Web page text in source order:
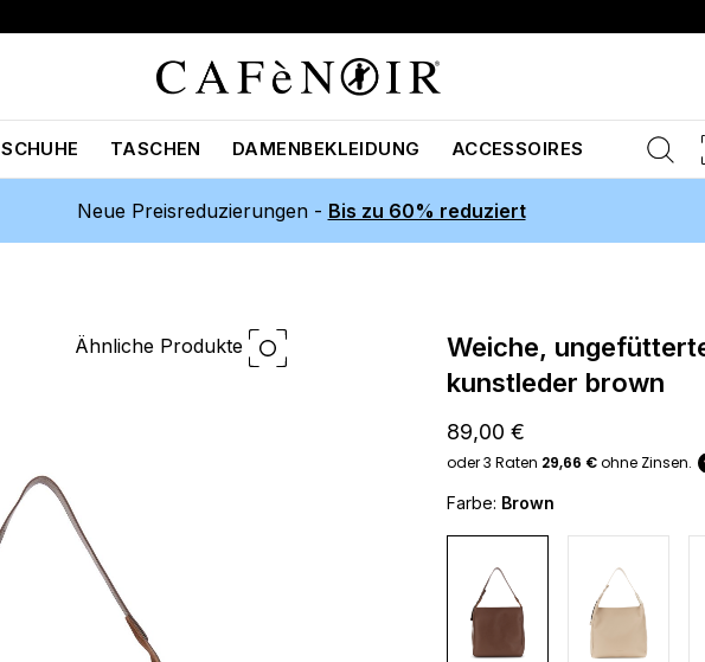
SCHUHE TASCHEN DAMENBEKLEIDUNG ACCESSOIRES
Neue Preisreduzierungen - Bis zu 60% reduziert
Ähnliche Produkte
weiche, ungefütterte tasche aus
kunstleder brown
89,00 €
Farbe: Brown